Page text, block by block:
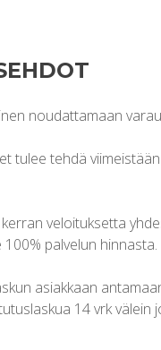
noudattamaan
tulee tehdä
veloituksetta
palvelun hinnasta.
asiakkaan
14 vrk